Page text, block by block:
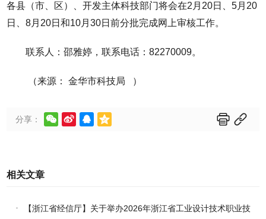
各县（市、区）、开发主体科技部门将会在2月20日、5月20
日、8月20日和10月30日前分批完成网上审核工作。
联系人：邵雅婷，联系电话：82270009。
（来源： 金华市科技局 ）
分享：      
相关文章
【浙江省经信厅】关于举办2026年浙江省工业设计技术职业技